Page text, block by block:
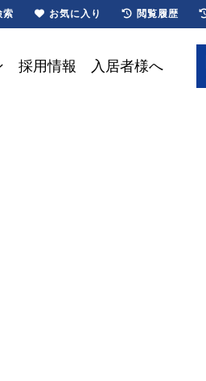
採用情報 入居者様へ
索 お気に入り 閲覧履歴